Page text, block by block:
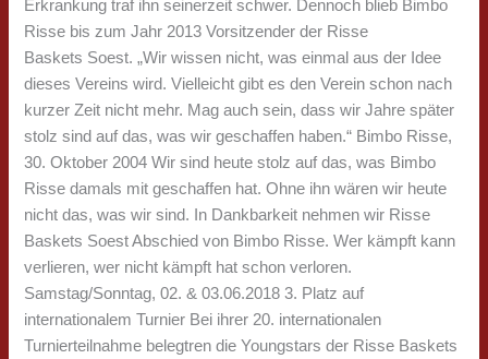
Erkrankung traf ihn seinerzeit schwer. Dennoch blieb Bimbo
Risse bis zum Jahr 2013 Vorsitzender der Risse
Baskets Soest. „Wir wissen nicht, was einmal aus der Idee
dieses Vereins wird. Vielleicht gibt es den Verein schon nach
kurzer Zeit nicht mehr. Mag auch sein, dass wir Jahre später
stolz sind auf das, was wir geschaffen haben.“ Bimbo Risse,
30. Oktober 2004 Wir sind heute stolz auf das, was Bimbo
Risse damals mit geschaffen hat. Ohne ihn wären wir heute
nicht das, was wir sind. In Dankbarkeit nehmen wir Risse
Baskets Soest Abschied von Bimbo Risse. Wer kämpft kann
verlieren, wer nicht kämpft hat schon verloren.
Samstag/Sonntag, 02. & 03.06.2018 3. Platz auf
internationalem Turnier Bei ihrer 20. internationalen
Turnierteilnahme belegtren die Youngstars der Risse Baskets